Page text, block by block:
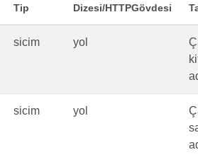
Tip
Dizesi/HTTPGövdesi
sicim yol
sicim yol